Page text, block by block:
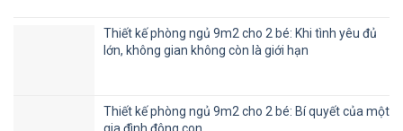
Thiết kế phòng ngủ 9m2 cho 2 bé: Khi tình yêu đủ
lớn, không gian không còn là giới hạn
Thiết kế phòng ngủ 9m2 cho 2 bé: Bí quyết của một